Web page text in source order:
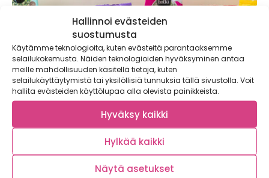
Hallinnoi evästeiden
suostumusta
Käytämme teknologioita, kuten evästeitä parantaaksemme
selailukokemusta. Näiden teknologioiden hyväksyminen antaa
meille mahdollisuuden käsitellä tietoja, kuten
selailukäyttäytymistä tai yksilöllisiä tunnuksia tällä sivustolla. Voit
hallita evästeiden käyttölupaa alla olevista painikkeista.
Hyväksy kaikki
Hylkää kaikki
Näytä asetukset
Nyt on helppoa! Salaattibingosta saat
ruokaisat ja herkulliset ideat jopa 63